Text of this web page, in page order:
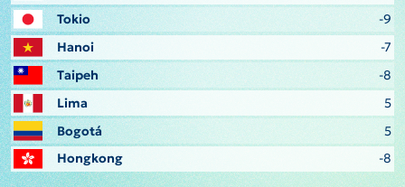
Tokio
-9
Hanoi
-7
Taipeh
-8
Lima
5
Bogotá
5
Hongkong
-8